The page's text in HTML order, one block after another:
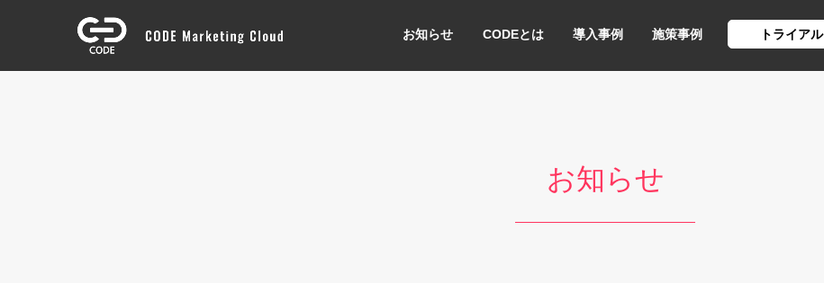
お知らせ CODEとは 導入事例 施策事例 トライアル
お知らせ